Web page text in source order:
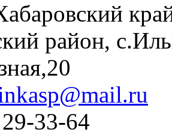
район,
33-64